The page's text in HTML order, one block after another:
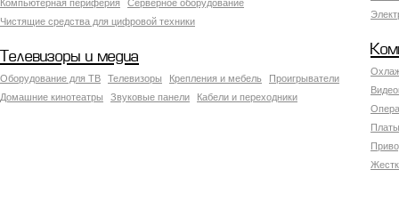
Компьютерная периферия
Серверное оборудование
Чистящие средства для цифровой техники
Телевизоры и медиа
Оборудование для ТВ Телевизоры Крепления и мебель
Проигрыватели
Домашние кинотеатры
Звуковые панели Кабели и переходники